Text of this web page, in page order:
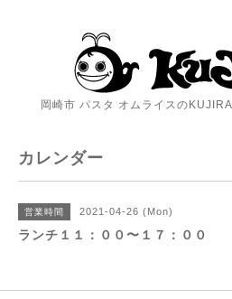
岡崎市 パスタ オムライスの
カレンダー
営業時間 2021-04-26 (Mon)
ランチ１１：００〜１７：００